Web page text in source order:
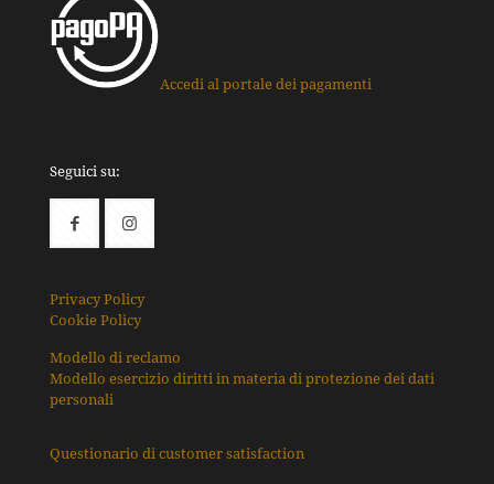
Accedi al portale dei pagamenti
Seguici su:
Privacy Policy
Cookie Policy
Modello di reclamo
Modello esercizio diritti in materia di protezione dei dati
personali
Questionario di customer satisfaction